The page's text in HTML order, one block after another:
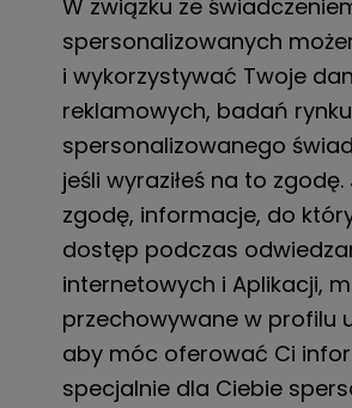
W związku ze
spersonalizowanych
i wykorzystywać Twoje
reklamowych, badań
spersonalizowanego
jeśli wyraziłeś na to
zgodę, informacje, do
dostęp podczas
internetowych i Aplikacji,
przechowywane w profilu
aby móc oferować Ci
specjalnie dla Ciebie